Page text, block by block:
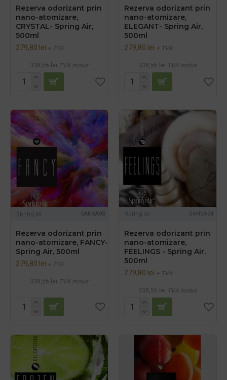
Rezerva odorizant prin
nano-atomizare,
CRYSTAL- Spring Air,
500ml
279,80 lei + TVA
338,56 lei TVA inclus
Rezerva odorizant prin
nano-atomizare,
ELEGANT- Spring Air,
500ml
279,80 lei + TVA
338,56 lei TVA inclus
Spring air SANSA08
Rezerva odorizant prin
nano-atomizare, FANCY-
Spring Air, 500ml
279,80 lei + TVA
338,56 lei TVA inclus
Spring air SANSA24
Rezerva odorizant prin
nano-atomizare,
FEELINGS - Spring Air,
500ml
279,80 lei + TVA
338,56 lei TVA inclus